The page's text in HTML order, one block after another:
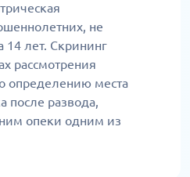
не
14 лет. Скрининг
рассмотрения
определению места
после развода,
опеки одним из